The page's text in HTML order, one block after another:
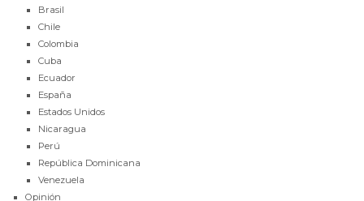
Brasil
Chile
Colombia
Cuba
Ecuador
España
Estados Unidos
Nicaragua
Perú
República Dominicana
Venezuela
Opinión